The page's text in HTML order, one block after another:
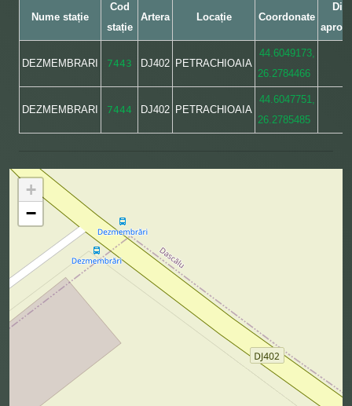
Nume stație
Cod
stație
Artera Locație Coordonate
DEZMEMBRARI 7443 DJ402 PETRACHIOAIA
44.6049173,
26.2784466
DEZMEMBRARI 7444 DJ402 PETRACHIOAIA
44.6047751,
26.2785485
+
−